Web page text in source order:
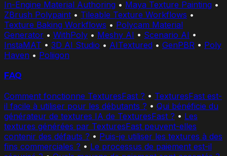
In-Engine Material Authoring • Maya Texture Painting •
ZBrush Polypaint • Tileable Texture Workflows •
Texture Baking Workflows • Polycam Material
Generator • WithPoly • Meshy AI • Scenario AI •
InstaMAT • 3D AI Studio • AITextured • GenPBR • Poly
Haven • Poliigon
FAQ
Comment fonctionne TexturesFast ? • TexturesFast est-
il facile à utiliser pour les débutants ? • Qui bénéficie du
générateur de textures IA de TexturesFast ? • Les
textures générées par TexturesFast peuvent-elles
contenir des défauts ? • Puis-je utiliser les textures à des
fins commerciales ? • Le processus de paiement est-il